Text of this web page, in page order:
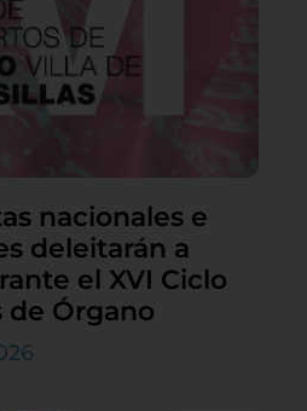
nacionales e
deleitarán a
el XVI Ciclo
de Órgano